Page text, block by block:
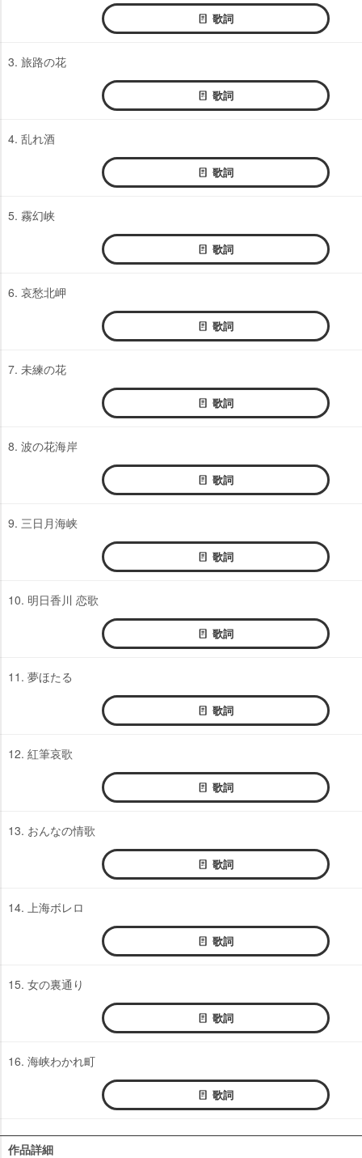
歌詞
3. 旅路の花
歌詞
4. 乱れ酒
歌詞
5. 霧幻峡
歌詞
6. 哀愁北岬
歌詞
7. 未練の花
歌詞
8. 波の花海岸
歌詞
9. 三日月海峡
歌詞
10. 明日香川 恋歌
歌詞
11. 夢ほたる
歌詞
12. 紅筆哀歌
歌詞
13. おんなの情歌
歌詞
14. 上海ボレロ
歌詞
15. 女の裏通り
歌詞
16. 海峡わかれ町
歌詞
作品詳細